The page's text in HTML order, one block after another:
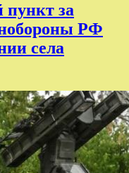
за
РФ
села